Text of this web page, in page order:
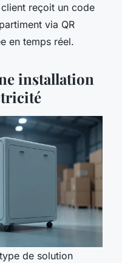
reçoit un code
via QR
en temps réel.
installation
de solution